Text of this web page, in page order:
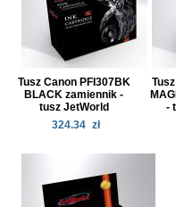
Tusz Canon PFI307BK
BLACK zamiennik -
tusz JetWorld
324.34 zł
-